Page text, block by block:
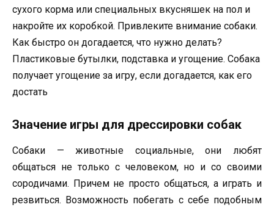
сухого корма или специальных вкусняшек на пол и
накройте их коробкой. Привлеките внимание собаки.
Как быстро он догадается, что нужно делать?
Пластиковые бутылки, подставка и угощение. Собака
получает угощение за игру, если догадается, как его
достать
Значение игры для дрессировки собак
Собаки — животные социальные, они любят
общаться не только с человеком, но и со своими
сородичами. Причем не просто общаться, а играть и
резвиться. Возможность побегать с себе подобным